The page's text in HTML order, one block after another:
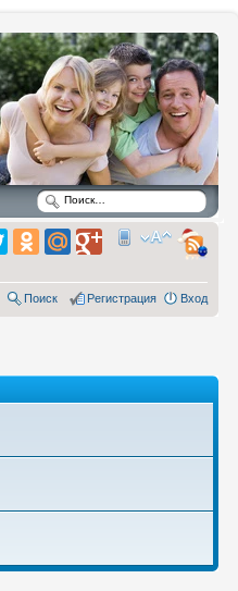
Поиск Регистрация Вход